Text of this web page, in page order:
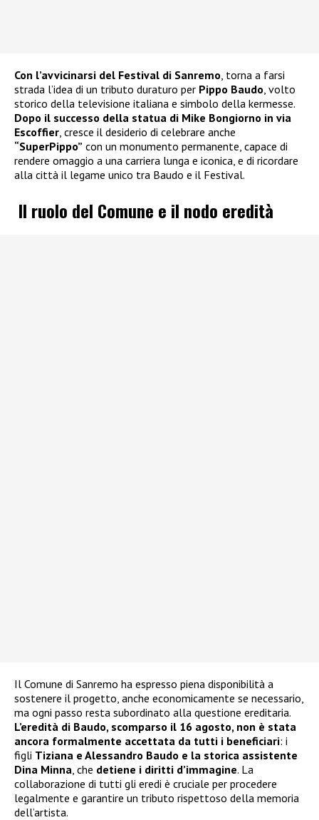
Con l’avvicinarsi del Festival di Sanremo , torna a farsi
strada l’idea di un tributo duraturo per Pippo Baudo , volto
storico della televisione italiana e simbolo della kermesse.
Dopo il successo della statua di Mike Bongiorno in via
Escoffier , cresce il desiderio di celebrare anche
“SuperPippo” con un monumento permanente, capace di
rendere omaggio a una carriera lunga e iconica, e di ricordare
alla città il legame unico tra Baudo e il Festival.
Il ruolo del Comune e il nodo eredità
Il Comune di Sanremo ha espresso piena disponibilità a
sostenere il progetto, anche economicamente se necessario,
ma ogni passo resta subordinato alla questione ereditaria.
L’eredità di Baudo, scomparso il 16 agosto, non è stata
ancora formalmente accettata da tutti i beneficiari: i
figli Tiziana e Alessandro Baudo e la storica assistente
Dina Minna , che detiene i diritti d’immagine. La
collaborazione di tutti gli eredi è cruciale per procedere
legalmente e garantire un tributo rispettoso della memoria
dell’artista.